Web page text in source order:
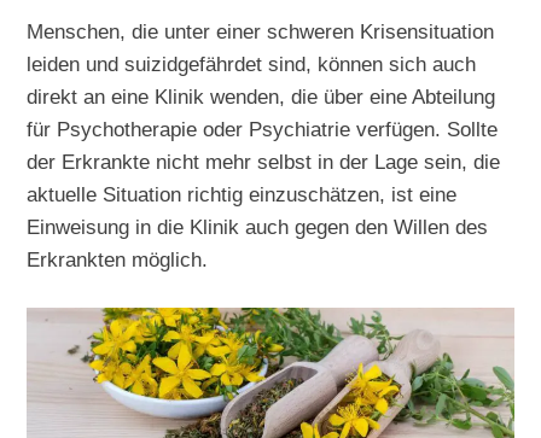
Menschen, die unter einer schweren Krisensituation
leiden und suizidgefährdet sind, können sich auch
direkt an eine Klinik wenden, die über eine Abteilung
für Psychotherapie oder Psychiatrie verfügen. Sollte
der Erkrankte nicht mehr selbst in der Lage sein, die
aktuelle Situation richtig einzuschätzen, ist eine
Einweisung in die Klinik auch gegen den Willen des
Erkrankten möglich.